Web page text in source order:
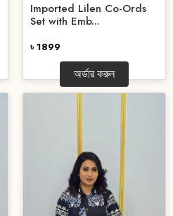
Imported Lilen Co-Ords
Set with Emb...
৳ 1899
অর্ডার করুন